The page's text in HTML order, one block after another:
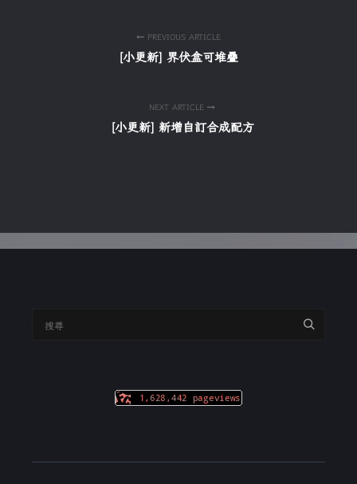
PREVIOUS ARTICLE
[小更新] 界伏盒可堆疊
NEXT ARTICLE
[小更新] 新增自訂合成配方